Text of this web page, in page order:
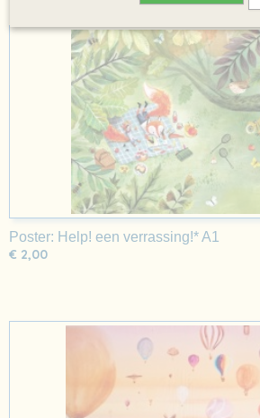
Poster: Help! een verrassing!* A1
€ 2,00